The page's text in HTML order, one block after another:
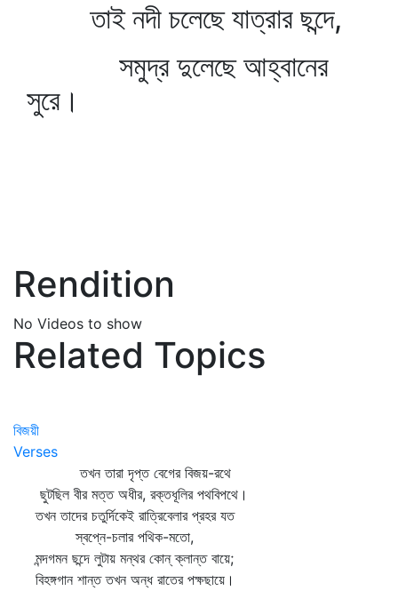
তাই নদী চলেছে যাত্রার ছন্দে,
সমুদ্র দুলেছে আহ্বানের
সুরে।
Rendition
No Videos to show
Related Topics
বিজয়ী
Verses
তখন তারা দৃপ্ত বেগের বিজয়-রথে
ছুটছিল বীর মত্ত অধীর, রক্তধূলির পথবিপথে।
তখন তাদের চতুর্দিকেই রাত্রিবেলার প্রহর যত
স্বপ্নে-চলার পথিক-মতো,
মন্দগমন ছন্দে লুটায় মন্থর কোন্‌ ক্লান্ত বায়ে;
বিহঙ্গগান শান্ত তখন অন্ধ রাতের পক্ষছায়ে।